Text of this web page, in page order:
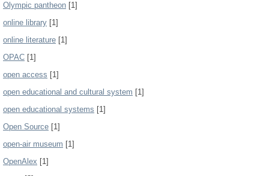
Olympic pantheon [1]
online library [1]
online literature [1]
OPAC [1]
open access [1]
open educational and cultural system [1]
open educational systems [1]
Open Source [1]
open-air museum [1]
OpenAlex [1]